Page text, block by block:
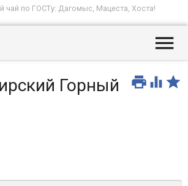
чай по ГОСТу: Дагомыс, Мацеста, Хоста!

  
Горный